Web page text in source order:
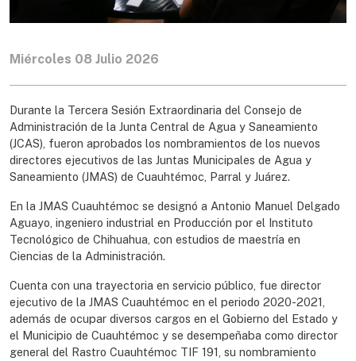
Miércoles 08 Julio 2026
Durante la Tercera Sesión Extraordinaria del Consejo de
Administración de la Junta Central de Agua y Saneamiento
(JCAS), fueron aprobados los nombramientos de los nuevos
directores ejecutivos de las Juntas Municipales de Agua y
Saneamiento (JMAS) de Cuauhtémoc, Parral y Juárez.
En la JMAS Cuauhtémoc se designó a Antonio Manuel Delgado
Aguayo, ingeniero industrial en Producción por el Instituto
Tecnológico de Chihuahua, con estudios de maestría en
Ciencias de la Administración.
Cuenta con una trayectoria en servicio público, fue director
ejecutivo de la JMAS Cuauhtémoc en el periodo 2020-2021,
además de ocupar diversos cargos en el Gobierno del Estado y
el Municipio de Cuauhtémoc y se desempeñaba como director
general del Rastro Cuauhtémoc TIF 191, su nombramiento